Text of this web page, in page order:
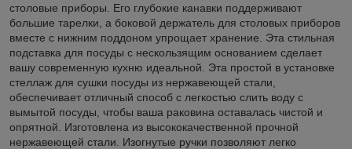
столовые приборы. Его глубокие канавки поддерживают
большие тарелки, а боковой держатель для столовых приборов
вместе с нижним поддоном упрощает хранение. Эта стильная
подставка для посуды с нескользящим основанием сделает
вашу современную кухню идеальной. Эта простой в установке
стеллаж для сушки посуды из нержавеющей стали,
обеспечивает отличный способ с легкостью слить воду с
вымытой посуды, чтобы ваша раковина оставалась чистой и
опрятной. Изготовлена из высококачественной прочной
нержавеющей стали. Изогнутые ручки позволяют легко